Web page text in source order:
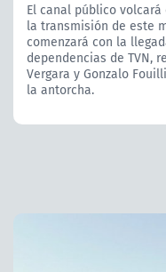
El canal público
la transmisión de este
comenzará con la
dependencias de TVN,
Vergara y Gonzalo
la antorcha.